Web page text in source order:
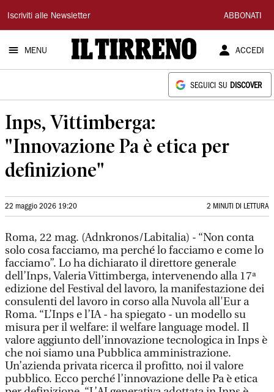
Il
Tirreno
Iscriviti alle Newsletter ABBONATI
MENU ACCEDI
SEGUICI SU DISCOVER
Inps, Vittimberga:
"Innovazione Pa è etica per
definizione"
22 maggio 2026 19:20 2 MINUTI DI LETTURA
Roma, 22 mag. (Adnkronos/Labitalia) - “Non conta
solo cosa facciamo, ma perché lo facciamo e come lo
facciamo”. Lo ha dichiarato il direttore generale
dell’Inps, Valeria Vittimberga, intervenendo alla 17ª
edizione del Festival del lavoro, la manifestazione dei
consulenti del lavoro in corso alla Nuvola all'Eur a
Roma. “L’Inps e l’IA - ha spiegato - un modello su
misura per il welfare: il welfare language model. Il
valore aggiunto dell’innovazione tecnologica in Inps è
che noi siamo una Pubblica amministrazione.
Un’azienda privata ricerca il profitto, noi il valore
pubblico. Ecco perché l’innovazione delle Pa è etica